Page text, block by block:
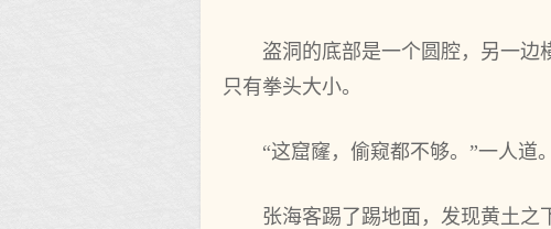
盗洞的底部是一个圆腔，另一边
只有拳头大小。
“这窟窿，偷窥都不够。”一人道。
张海客踢了踢地面，发现黄土之